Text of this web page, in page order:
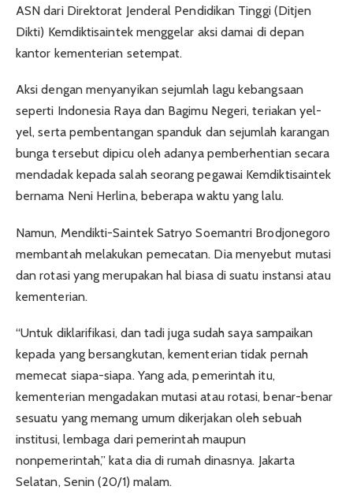
ASN dari Direktorat Jenderal Pendidikan Tinggi (Ditjen
Dikti) Kemdiktisaintek menggelar aksi damai di depan
kantor kementerian setempat.
Aksi dengan menyanyikan sejumlah lagu kebangsaan
seperti Indonesia Raya dan Bagimu Negeri, teriakan yel-
yel, serta pembentangan spanduk dan sejumlah karangan
bunga tersebut dipicu oleh adanya pemberhentian secara
mendadak kepada salah seorang pegawai Kemdiktisaintek
bernama Neni Herlina, beberapa waktu yang lalu.
Namun, Mendikti-Saintek Satryo Soemantri Brodjonegoro
membantah melakukan pemecatan. Dia menyebut mutasi
dan rotasi yang merupakan hal biasa di suatu instansi atau
kementerian.
“Untuk diklarifikasi, dan tadi juga sudah saya sampaikan
kepada yang bersangkutan, kementerian tidak pernah
memecat siapa-siapa. Yang ada, pemerintah itu,
kementerian mengadakan mutasi atau rotasi, benar-benar
sesuatu yang memang umum dikerjakan oleh sebuah
institusi, lembaga dari pemerintah maupun
nonpemerintah,” kata dia di rumah dinasnya. Jakarta
Selatan, Senin (20/1) malam.